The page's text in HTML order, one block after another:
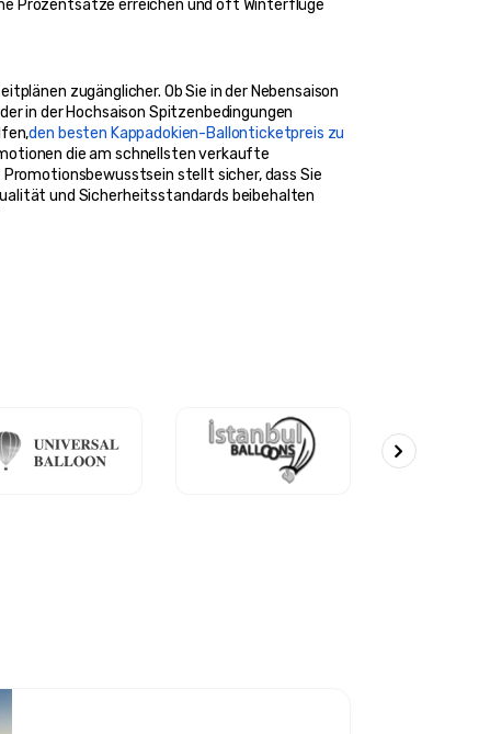
Prozentsätze erreichen und oft Winterflüge
zugänglicher. Ob Sie in der Nebensaison
in der Hochsaison Spitzenbedingungen
den besten Kappadokien-Ballonticketpreis zu
die am schnellsten verkaufte
stellt sicher, dass Sie
und Sicherheitsstandards beibehalten